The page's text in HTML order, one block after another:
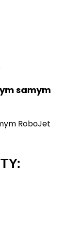
samym
RoboJet